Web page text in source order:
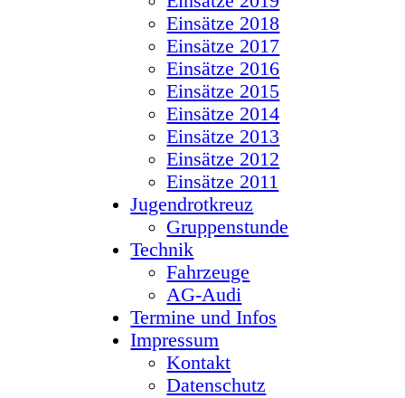
Einsätze 2018
Einsätze 2017
Einsätze 2016
Einsätze 2015
Einsätze 2014
Einsätze 2013
Einsätze 2012
Einsätze 2011
Jugendrotkreuz
Gruppenstunde
Technik
Fahrzeuge
AG-Audi
Termine und Infos
Impressum
Kontakt
Datenschutz